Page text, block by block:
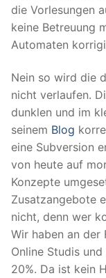
die Vorlesungen
keine Betreuung
Automaten
Nein so wird die
nicht verlaufen.
dunklen und im
seinem Blog
eine Subversion
von heute auf
Konzepte
Zusatzangebote
nicht, denn wer
Wir haben an der
Online Studis
20%. Da ist kein